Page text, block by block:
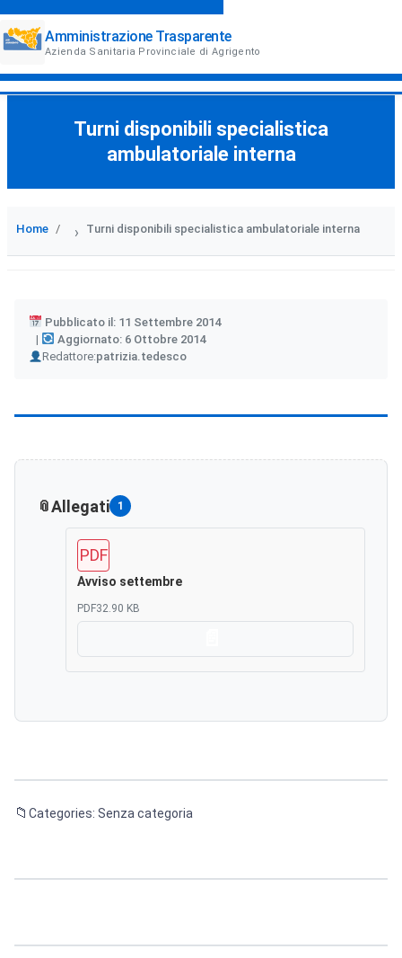
Amministrazione Trasparente
Azienda Sanitaria Provinciale di Agrigento
Turni disponibili specialistica
ambulatoriale interna
Home › Turni disponibili specialistica ambulatoriale interna
Pubblicato il: 11 Settembre 2014
Aggiornato: 6 Ottobre 2014
Redattore:
Author patrizia.tedesco
Allegati 1
PDF
Avviso settembre
PDF32.90 KB
Categories: Senza categoria